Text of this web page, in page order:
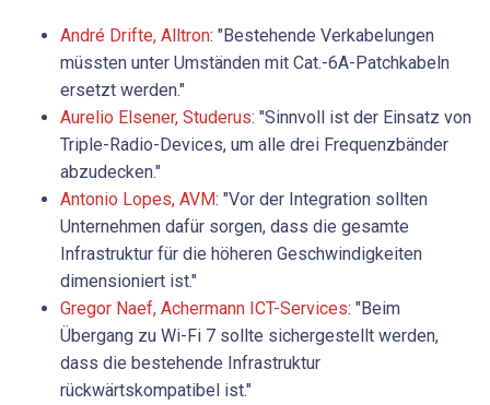
André Drifte, Alltron: "Bestehende Verkabelungen
müssten unter Umständen mit Cat.-6A-Patchkabeln
ersetzt werden."
Aurelio ­Elsener, Studerus: "Sinnvoll ist der Einsatz von
Triple-Radio-Devices, um alle drei Frequenzbänder
abzudecken."
Antonio Lopes, AVM: "Vor der Integration sollten
Unternehmen dafür sorgen, dass die gesamte
Infrastruktur für die höheren Geschwindigkeiten
dimensioniert ist."
Gregor Naef, Achermann ICT-Services: "Beim
Übergang zu Wi-Fi 7 sollte sichergestellt werden,
dass die bestehende Infrastruktur
rückwärtskompatibel ist."